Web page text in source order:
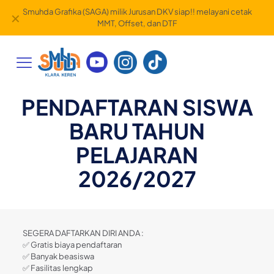
Smuhda Grafika (SAGA) milik Jurusan DKV siap!! melayani cetak
MMT, Offset, dan DTF
✕
PENDAFTARAN SISWA
BARU TAHUN
PELAJARAN
2026/2027
SEGERA DAFTARKAN DIRI ANDA :
✅ Gratis biaya pendaftaran
✅ Banyak beasiswa
✅ Fasilitas lengkap